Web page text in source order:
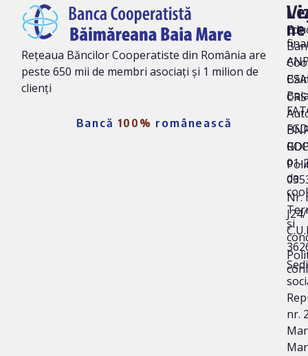
Rețeaua Băncilor Cooperatiste din România are
peste 650 mii de membri asociați și 1 milion de
clienți
Bancă 100% românească
ne
01-
Nr.
nr.
de
și